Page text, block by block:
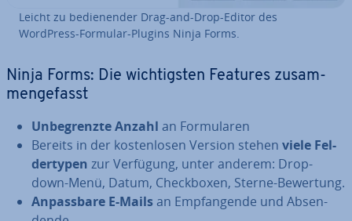
Leicht zu be­die­nen­der Drag-and-Drop-Editor des
WordPress-Formular-Plugins Ninja Forms.
Ninja Forms: Die wich­tigs­ten Features zu­sam­
men­ge­fasst
Un­be­grenz­te Anzahl an For­mu­la­ren
Bereits in der kos­ten­lo­sen Version stehen viele Fel­
der­ty­pen zur Verfügung, unter anderem: Drop-
down-Menü, Datum, Check­bo­xen, Sterne-Bewertung.
An­pass­ba­re E-Mailsan Emp­fan­gen­de und Ab­sen­